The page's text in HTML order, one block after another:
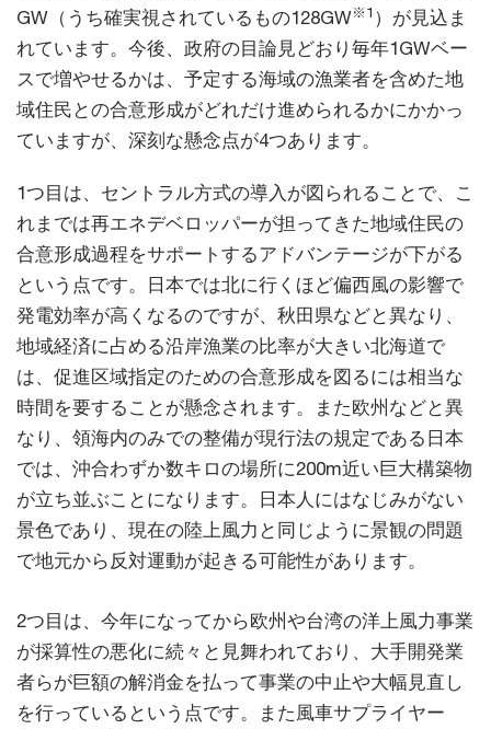
GW（うち確実視されているもの128GW※1 ）が見込ま
れています。今後、政府の目論見どおり毎年1GWベー
スで増やせるかは、予定する海域の漁業者を含めた地
域住民との合意形成がどれだけ進められるかにかかっ
ていますが、深刻な懸念点が4つあります。
1つ目は、セントラル方式の導入が図られることで、こ
れまでは再エネデベロッパーが担ってきた地域住民の
合意形成過程をサポートするアドバンテージが下がる
という点です。日本では北に行くほど偏西風の影響で
発電効率が高くなるのですが、秋田県などと異なり、
地域経済に占める沿岸漁業の比率が大きい北海道で
は、促進区域指定のための合意形成を図るには相当な
時間を要することが懸念されます。また欧州などと異
なり、領海内のみでの整備が現行法の規定である日本
では、沖合わずか数キロの場所に200m近い巨大構築物
が立ち並ぶことになります。日本人にはなじみがない
景色であり、現在の陸上風力と同じように景観の問題
で地元から反対運動が起きる可能性があります。
2つ目は、今年になってから欧州や台湾の洋上風力事業
が採算性の悪化に続々と見舞われており、大手開発業
者らが巨額の解消金を払って事業の中止や大幅見直し
を行っているという点です。また風車サプライヤー